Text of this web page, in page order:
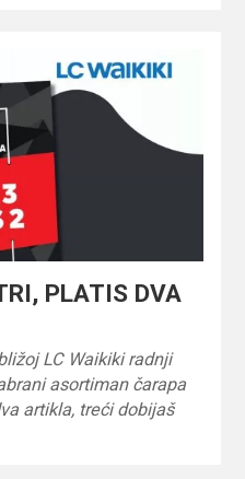
PLATIS DVA
LC Waikiki radnji
asortiman čarapa
artikla, treći dobijaš